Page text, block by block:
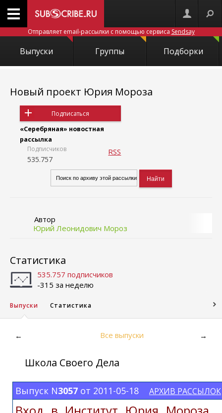
Отправляет email-рассылки с помощью сервиса Sendsay
Выпуски Группы Подборки
Новый проект Юрия Мороза
Подписаться
«Серебряная» новостная
рассылка
Подписчиков
535.757
RSS
Автор
Юрий Леонидович Мороз
Статистика
535.757 подписчиков
-315 за неделю
Выпуски Статистика
← Все выпуски →
Школа Своего Дела
Выпуск N3057 от 2011-05-18 АРХИВ РАССЫЛОК